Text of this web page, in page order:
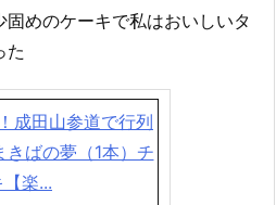
めのケーキで私はおいしいタ
た